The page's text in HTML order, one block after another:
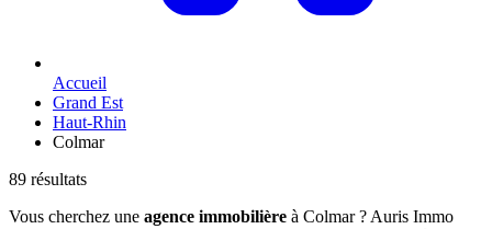
Accueil
Grand Est
Haut-Rhin
Colmar
89 résultats
Vous cherchez une agence immobilière à Colmar ? Auris Immo